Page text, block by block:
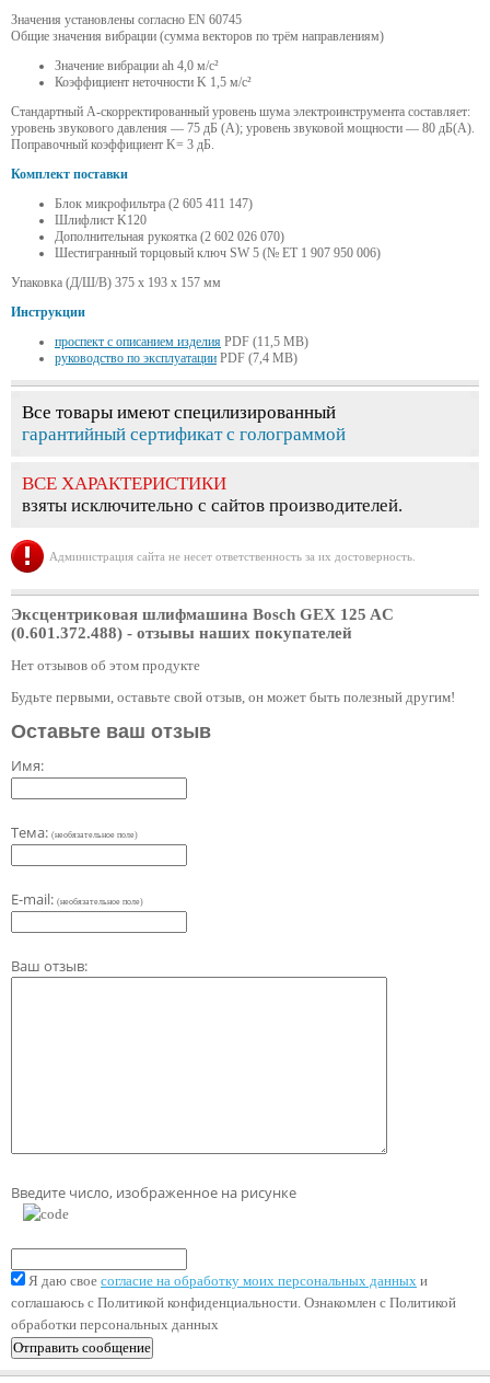
Значения установлены согласно EN 60745
Общие значения вибрации (сумма векторов по трём направлениям)
Значение вибрации ah 4,0 м/с²
Коэффициент неточности K 1,5 м/с²
Стандартный A-скорректированный уровень шума электроинструмента составляет:
уровень звукового давления — 75 дБ (A); уровень звуковой мощности — 80 дБ(A).
Поправочный коэффициент K= 3 дБ.
Комплект поставки
Блок микрофильтра (2 605 411 147)
Шлифлист K120
Дополнительная рукоятка (2 602 026 070)
Шестигранный торцовый ключ SW 5 (№ ET 1 907 950 006)
Упаковка (Д/Ш/В) 375 x 193 x 157 мм
Инструкции
проспект с описанием изделия PDF (11,5 MB)
руководство по эксплуатации PDF (7,4 MB)
Все товары имеют специлизированный
гарантийный сертификат с голограммой
ВСЕ ХАРАКТЕРИСТИКИ
взяты исключительно с сайтов производителей.
Администрация сайта не несет ответственность за их достоверность.
Эксцентриковая шлифмашина Bosch GEX 125 AC
(0.601.372.488) - отзывы наших покупателей
Нет отзывов об этом продукте
Будьте первыми, оставьте свой отзыв, он может быть полезный другим!
Оставьте ваш отзыв
Имя:
Тема: (необязательное поле)
E-mail: (необязательное поле)
Ваш отзыв:
Введите число, изображенное на рисунке
Я даю свое согласие на обработку моих персональных данных и
соглашаюсь с Политикой конфиденциальности. Ознакомлен с Политикой
обработки персональных данных